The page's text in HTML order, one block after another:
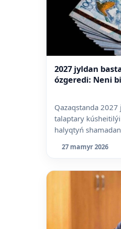
2027 jyldan
ózgeredi: Neni
Qazaqstanda
talaptary
halyqtyń
27 mamyr 2026